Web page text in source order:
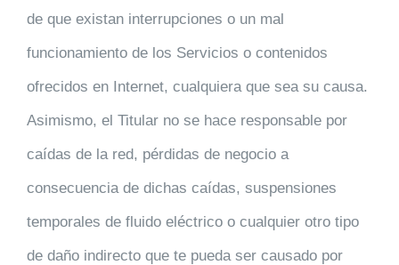
de que existan interrupciones o un mal
funcionamiento de los Servicios o contenidos
ofrecidos en Internet, cualquiera que sea su causa.
Asimismo, el Titular no se hace responsable por
caídas de la red, pérdidas de negocio a
consecuencia de dichas caídas, suspensiones
temporales de fluido eléctrico o cualquier otro tipo
de daño indirecto que te pueda ser causado por